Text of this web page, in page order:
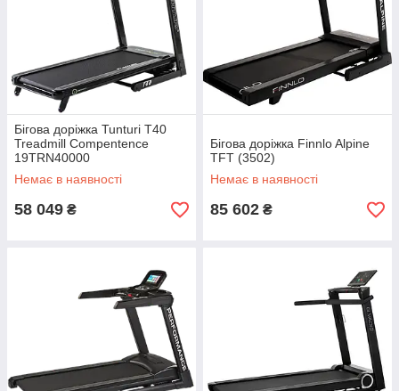
Бігова доріжка Tunturi T40
Treadmill Compentence
19TRN40000
Немає в наявності
58 049 ₴
Бігова доріжка Finnlo Alpine
TFT (3502)
Немає в наявності
85 602 ₴